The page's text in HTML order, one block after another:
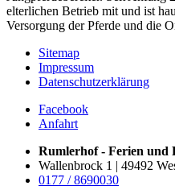
elterlichen Betrieb mit und ist
Versorgung der Pferde und die
Sitemap
Impressum
Datenschutzerklärung
Facebook
Anfahrt
Rumlerhof - Ferien und
Wallenbrock 1 | 49492
0177 / 8690030